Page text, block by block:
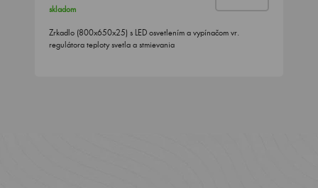
skladom
Zrkadlo (800x650x25) s LED osvetlením a vypínačom vr.
regulátora teploty svetla a stmievania